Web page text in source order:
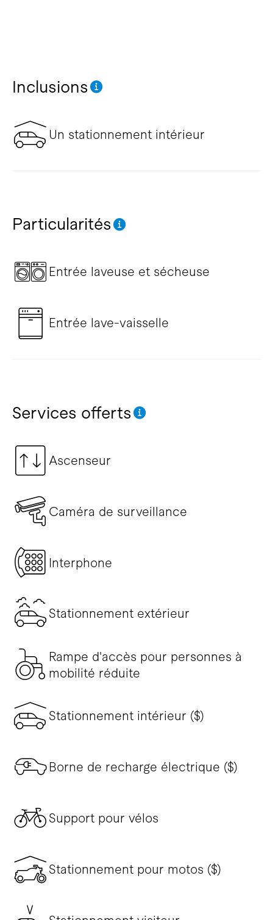
Inclusions
Un stationnement intérieur
Particularités
Entrée laveuse et sécheuse
Entrée lave-vaisselle
Services offerts
Ascenseur
Caméra de surveillance
Interphone
Stationnement extérieur
Rampe d'accès pour personnes à
mobilité réduite
Stationnement intérieur ($)
Borne de recharge électrique ($)
Support pour vélos
Stationnement pour motos ($)